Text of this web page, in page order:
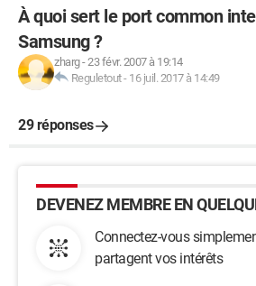
À quoi sert le port common
Samsung ?
zharg-23 févr. 2007 à 19:14
Reguletout- 16 juil. 2017 à 14:49
29 réponses
DEVENEZ MEMBRE EN
Connectez-vous
partagent vos intérêts